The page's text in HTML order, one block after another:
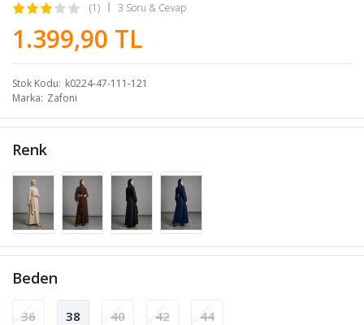
(1) 3 Soru & Cevap
1.399,90 TL
Stok Kodu k0224-47-111-121
Marka Zafoni
Renk
Beden
36 38 40 42 44